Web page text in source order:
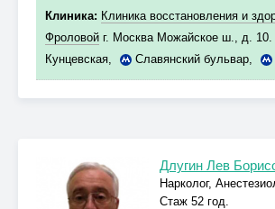
Клиника: Клиника восстановления и
Фроловой г. Москва Можайское ш., д. 10.
Кунцевская, Славянский бульвар,
Длугин Лев
Нарколог,
Стаж 52 год.